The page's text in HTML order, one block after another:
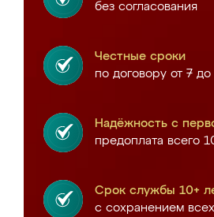
без согласования
Честные сроки
по договору от 7
Надёжность с
предоплата всего
Срок службы 10+
с сохранением